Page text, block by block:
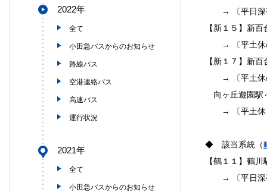
→ 〔平日深
【新１５】新
→ 〔平土休
【新１７】新
→ 〔平土休
向ヶ丘遊園駅
→ 〔平土休
◆ 該当系統（
【鶴１１】鶴
→ 〔平日深夜
2022年
全て
小田急バスからのお知らせ
路線バス
空港連絡バス
高速バス
運行状況
2021年
全て
小田急バスからのお知らせ